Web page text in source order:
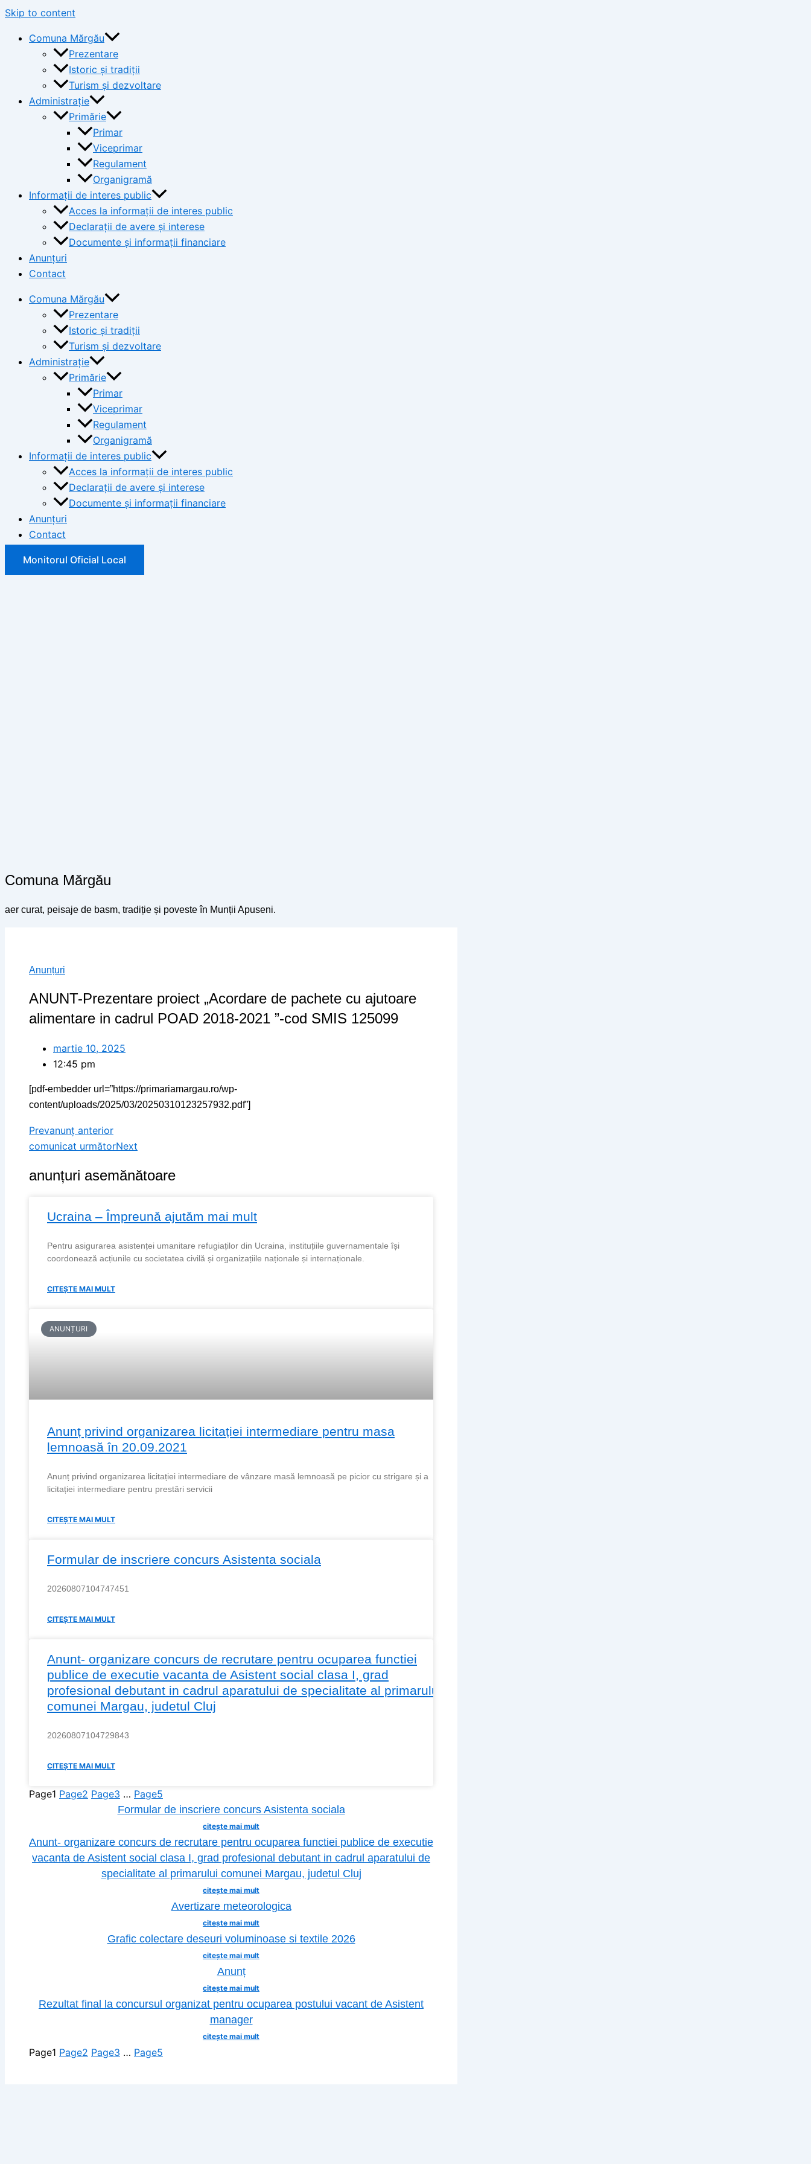
Skip to content
Comuna Mărgău
Prezentare
Istoric și tradiții
Turism și dezvoltare
Administrație
Primărie
Primar
Viceprimar
Regulament
Organigramă
Informații de interes public
Acces la informații de interes public
Declarații de avere și interese
Documente și informații financiare
Anunțuri
Contact
Comuna Mărgău
Prezentare
Istoric și tradiții
Turism și dezvoltare
Administrație
Primărie
Primar
Viceprimar
Regulament
Organigramă
Informații de interes public
Acces la informații de interes public
Declarații de avere și interese
Documente și informații financiare
Anunțuri
Contact
Monitorul Oficial Local
Comuna Mărgău
aer curat, peisaje de basm, tradiție și poveste în Munții Apuseni.
Anunțuri
ANUNT-Prezentare proiect „Acordare de pachete cu ajutoare
alimentare in cadrul POAD 2018-2021 ”-cod SMIS 125099
martie 10, 2025
12:45 pm
[pdf-embedder url=”https://primariamargau.ro/wp-
content/uploads/2025/03/20250310123257932.pdf”]
Prevanunț anterior
comunicat următorNext
anunțuri asemănătoare
Ucraina – Împreună ajutăm mai mult
Pentru asigurarea asistenței umanitare refugiaților din Ucraina, instituțiile guvernamentale își
coordonează acțiunile cu societatea civilă și organizațiile naționale și internaționale.
CITEȘTE MAI MULT
ANUNȚURI
Anunț privind organizarea licitației intermediare pentru masa
lemnoasă în 20.09.2021
Anunț privind organizarea licitației intermediare de vânzare masă lemnoasă pe picior cu strigare și a
licitației intermediare pentru prestări servicii
CITEȘTE MAI MULT
Formular de inscriere concurs Asistenta sociala
20260807104747451
CITEȘTE MAI MULT
Anunt- organizare concurs de recrutare pentru ocuparea functiei
publice de executie vacanta de Asistent social clasa I, grad
profesional debutant in cadrul aparatului de specialitate al primarului
comunei Margau, judetul Cluj
20260807104729843
CITEȘTE MAI MULT
Page1 Page2 Page3 … Page5
Formular de inscriere concurs Asistenta sociala
citește mai mult
Anunt- organizare concurs de recrutare pentru ocuparea functiei publice de executie
vacanta de Asistent social clasa I, grad profesional debutant in cadrul aparatului de
specialitate al primarului comunei Margau, judetul Cluj
citește mai mult
Avertizare meteorologica
citește mai mult
Grafic colectare deseuri voluminoase si textile 2026
citește mai mult
Anunț
citește mai mult
Rezultat final la concursul organizat pentru ocuparea postului vacant de Asistent
manager
citește mai mult
Page1 Page2 Page3 … Page5